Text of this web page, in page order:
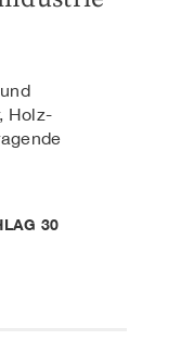
Holz-
30